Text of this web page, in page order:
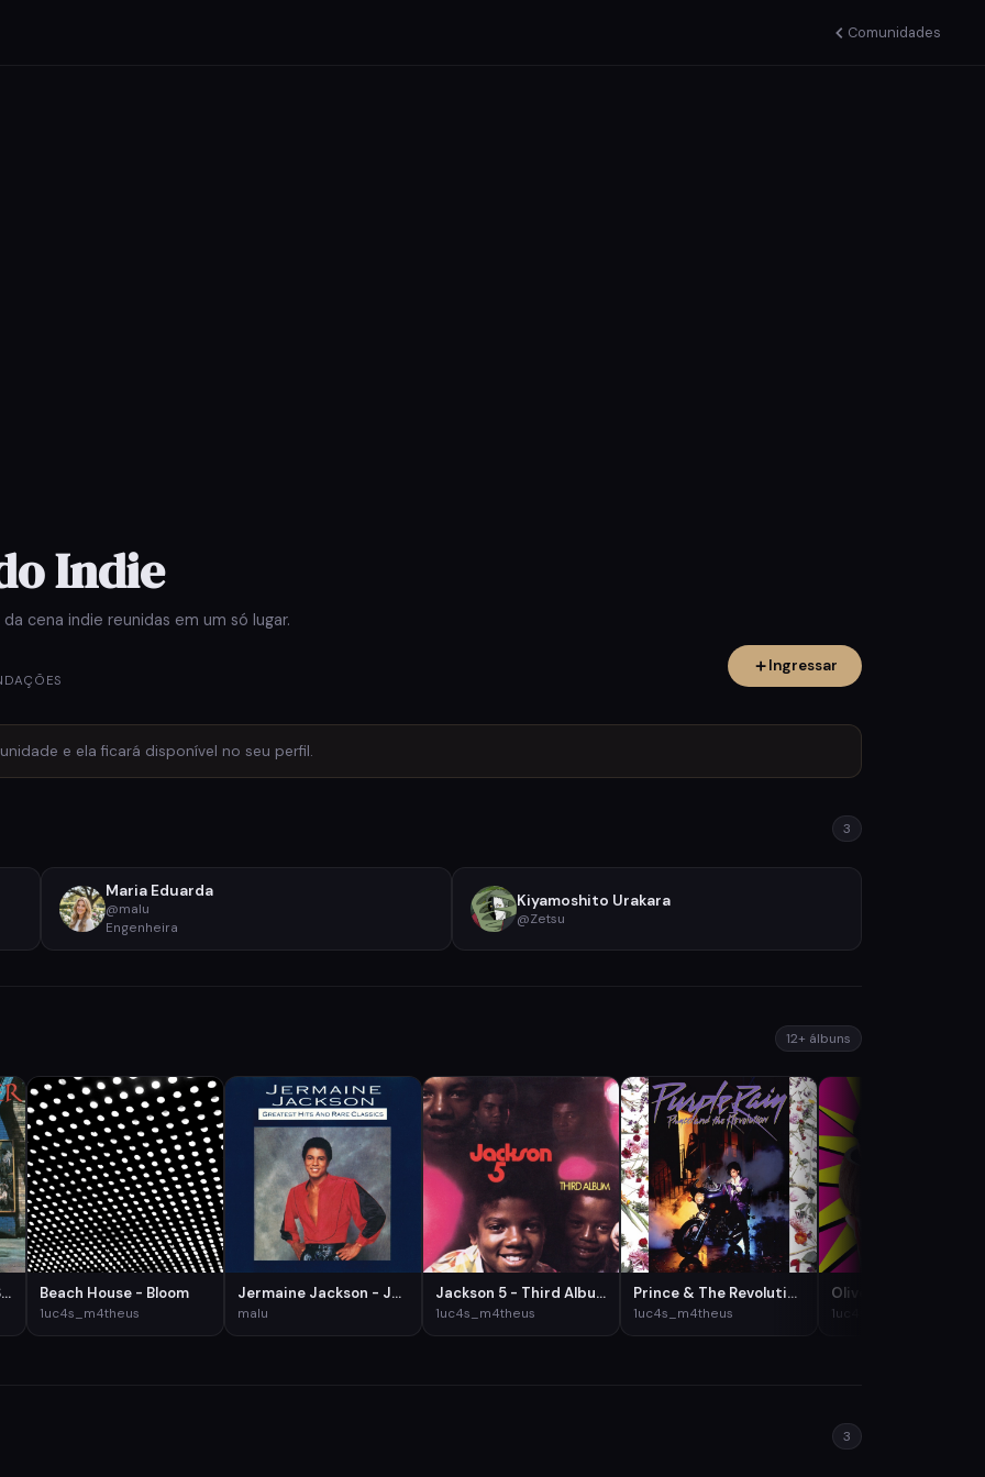
Comunidades
Indie
cena indie reunidas em um só lugar.
Ingressar
e ela ficará disponível no seu perfil.
3
Maria Eduarda
@malu
Engenheira
Kiyamoshito Urakara
@Zetsu
12+ álbuns
Cyndi Lauper - She's So Unusual Beach House - Bloom
1uc4s_m4theus
Jermaine Jackson - Jermaine Jackson: Greatest Hits
malu
Jackson 5 - Third Album
1uc4s_m4theus
Prince & The Revolution - Purple Rain
1uc4s_m4theus 1uc4s_m4theus
3